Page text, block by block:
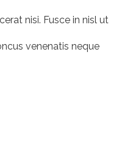
nisi. Fusce in nisl ut
venenatis neque